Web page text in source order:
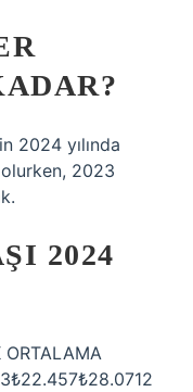
2024 yılında
2023
2024